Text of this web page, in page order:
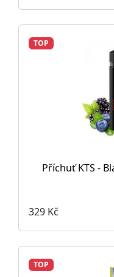
TOP
Příchuť KTS -
329 Kč
TOP